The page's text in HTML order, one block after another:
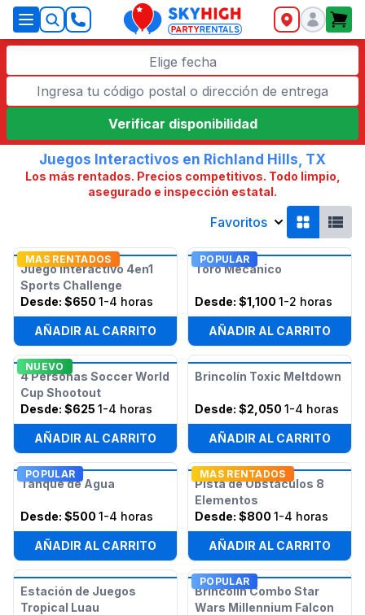
SkyHigh Logo
Elige fecha
Verificar disponibilidad
Juegos Interactivos en Richland Hills, TX
Los más rentados. Precios competitivos. Todo limpio,
asegurado e inspección estatal.
Favoritos
MAS RENTADOS
Juego Interactivo 4en1
Sports Challenge
Desde: $650 1-4 horas
AÑADIR AL CARRITO
POPULAR
Toro Mecánico
Desde: $1,100 1-2 horas
AÑADIR AL CARRITO
NUEVO
4 Personas Soccer World
Cup Shootout
Desde: $625 1-4 horas
AÑADIR AL CARRITO
Brincolín Toxic Meltdown
Desde: $2,050 1-4 horas
AÑADIR AL CARRITO
POPULAR
Tanque de Agua
Desde: $500 1-4 horas
AÑADIR AL CARRITO
MAS RENTADOS
Pista de Obstáculos 8
Elementos
Desde: $800 1-4 horas
AÑADIR AL CARRITO
Estación de Juegos
Tropical Luau
POPULAR
Brincolín Combo Star
Wars Millennium Falcon